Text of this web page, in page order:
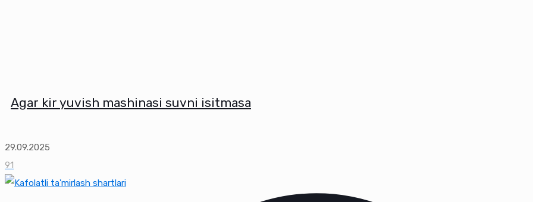
Agar kir yuvish mashinasi suvni isitmasa
29.09.2025
91